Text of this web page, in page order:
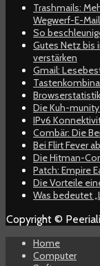
Trashmails:
Wegwerf-E-
So
Gutes Netz bis
verstärken
Gmail:
Die Kuh-
IPv6
Combär: Die
Bei Flirt Fever
Die Hitman-
Patch: Empire
Die Vorteile
Was bedeutet
Copyright ©
Home
Computer